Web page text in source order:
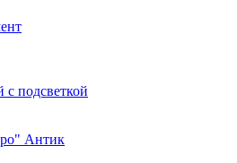
подсветкой
Антик